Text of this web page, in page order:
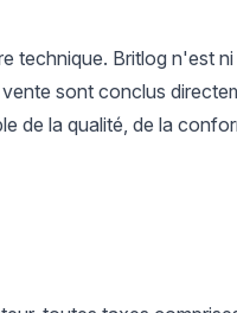
technique. Britlog n'est
sont conclus
de la qualité, de la